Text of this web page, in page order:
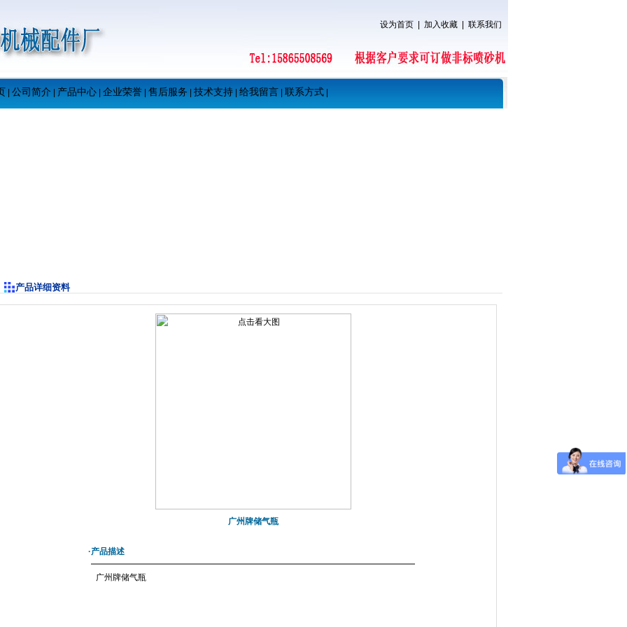
设为首页| 加入收藏| 联系我们
公司简介 产品中心| 企业荣誉| 售后服务 技术支持| 给我留言 联系方式|
产品详细资料
广州牌储气瓶
·产品描述
广州牌储气瓶